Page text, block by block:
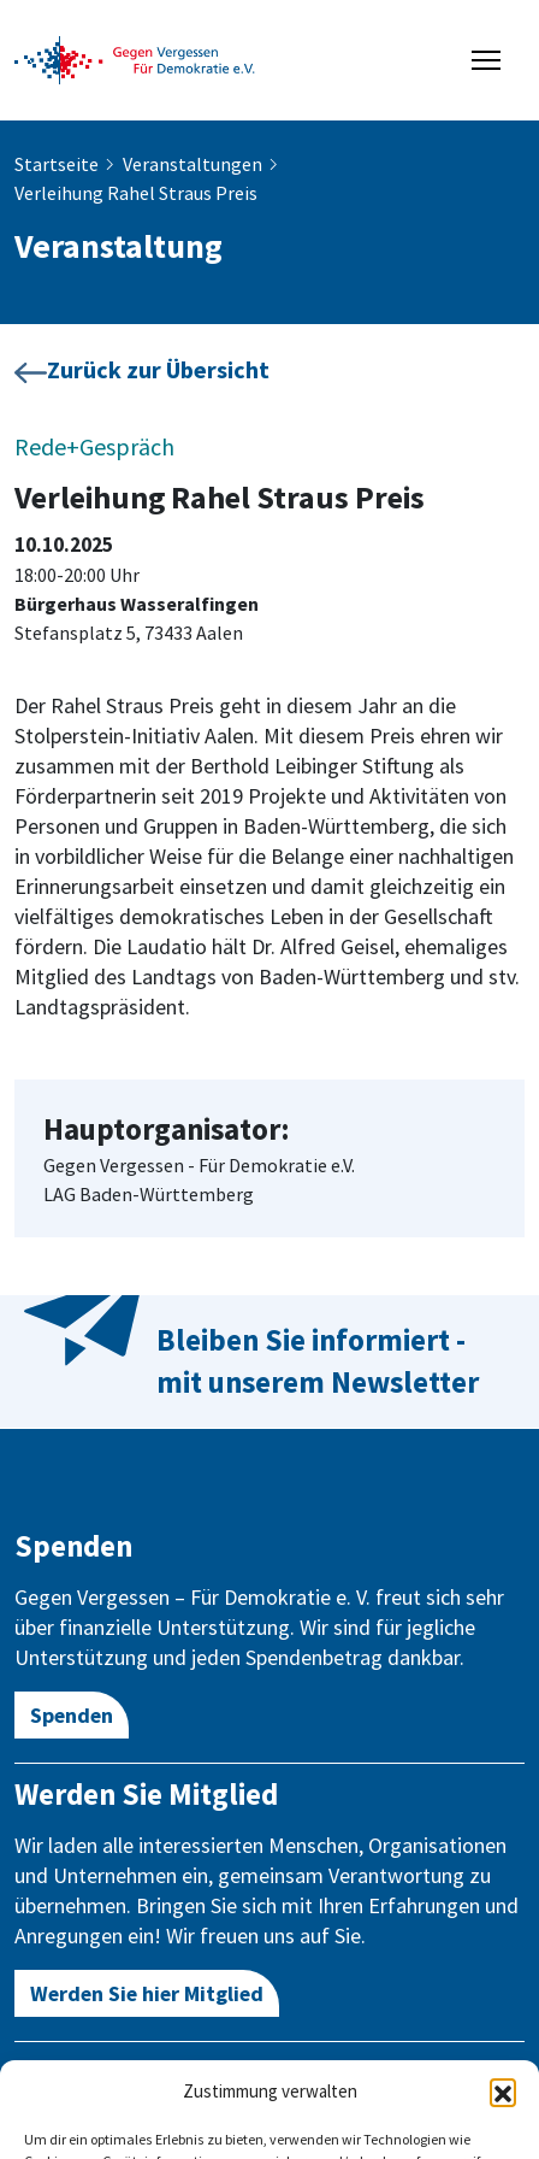
Zustimmung verwalten
Um dir ein optimales Erlebnis zu bieten, verwenden wir Technologien wie
Startseite
Veranstaltungen
Verleihung Rahel Straus Preis
Veranstaltung
Zurück zur Übersicht
Rede+Gespräch
Verleihung Rahel Straus Preis
10.10.2025
18:00-20:00 Uhr
Bürgerhaus Wasseralfingen
Stefansplatz 5, 73433 Aalen
Der Rahel Straus Preis geht in diesem Jahr an die
Stolperstein-Initiativ Aalen. Mit diesem Preis ehren wir
zusammen mit der Berthold Leibinger Stiftung als
Förderpartnerin seit 2019 Projekte und Aktivitäten von
Personen und Gruppen in Baden-Württemberg, die sich
in vorbildlicher Weise für die Belange einer nachhaltigen
Erinnerungsarbeit einsetzen und damit gleichzeitig ein
vielfältiges demokratisches Leben in der Gesellschaft
fördern. Die Laudatio hält Dr. Alfred Geisel, ehemaliges
Mitglied des Landtags von Baden-Württemberg und stv.
Landtagspräsident.
Hauptorganisator:
Gegen Vergessen - Für Demokratie e.V.
LAG Baden-Württemberg
Bleiben Sie informiert -
mit unserem Newsletter
Spenden
Gegen Vergessen – Für Demokratie e. V. freut sich sehr
über finanzielle Unterstützung. Wir sind für jegliche
Unterstützung und jeden Spendenbetrag dankbar.
Spenden
Werden Sie Mitglied
Wir laden alle interessierten Menschen, Organisationen
und Unternehmen ein, gemeinsam Verantwortung zu
übernehmen. Bringen Sie sich mit Ihren Erfahrungen und
Anregungen ein! Wir freuen uns auf Sie.
Werden Sie hier Mitglied
Kontakt